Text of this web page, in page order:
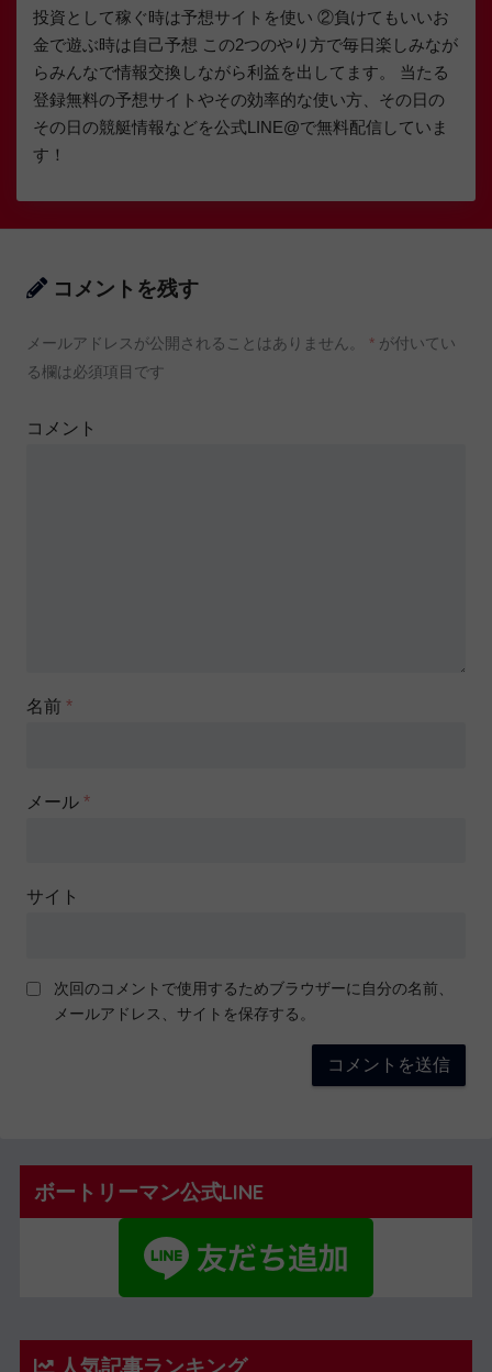
投資として稼ぐ時は予想サイトを使い ②負けてもいいお
金で遊ぶ時は自己予想 この2つのやり方で毎日楽しみなが
らみんなで情報交換しながら利益を出してます。 当たる
登録無料の予想サイトやその効率的な使い方、その日の
その日の競艇情報などを公式LINE@で無料配信していま
す！
コメントを残す
メールアドレスが公開されることはありません。 * が付いてい
る欄は必須項目です
コメント
名前 *
メール *
サイト
次回のコメントで使用するためブラウザーに自分の名前、
メールアドレス、サイトを保存する。
ボートリーマン公式LINE
人気記事ランキング